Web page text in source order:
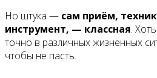
Но штука — сам приём,
инструмент, — классная.
точно в различных жизненных
чтобы не пасть.